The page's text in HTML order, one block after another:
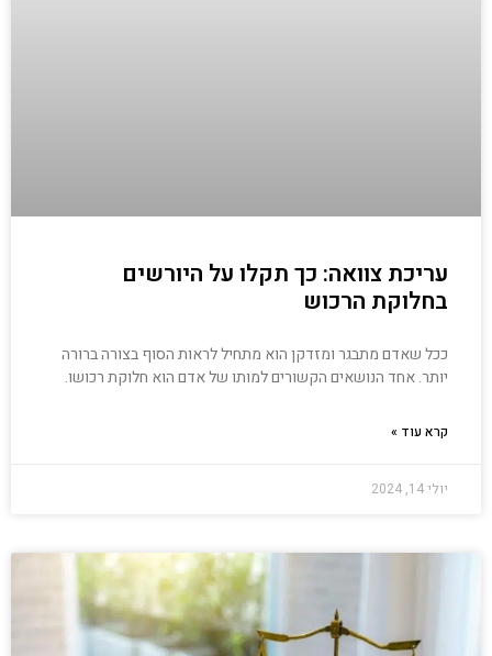
עריכת צוואה: כך תקלו על היורשים
בחלוקת הרכוש
ככל שאדם מתבגר ומזדקן הוא מתחיל לראות הסוף בצורה ברורה
יותר. אחד הנושאים הקשורים למותו של אדם הוא חלוקת רכושו.
קרא עוד »
יולי 14, 2024